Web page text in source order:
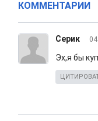
КОММЕНТАРИИ
Серик
Эх,я бы